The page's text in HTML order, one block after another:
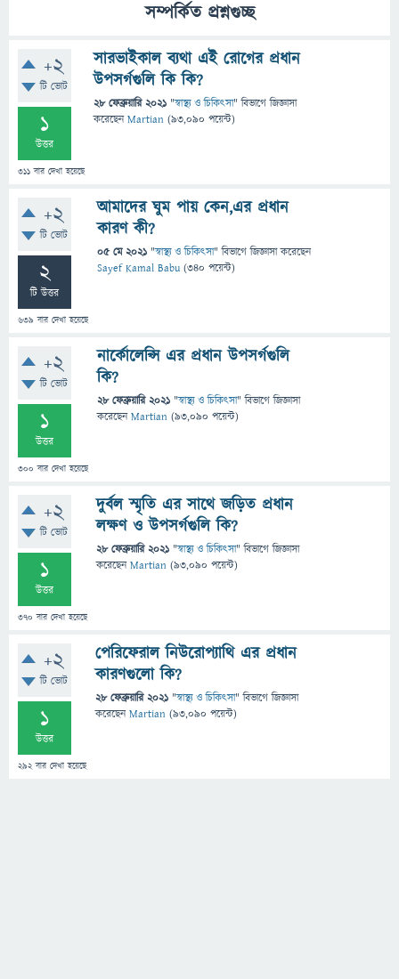
সম্পর্কিত প্রশ্নগুচ্ছ
+2
টি ভোট
1
উত্তর
311 বার দেখা হয়েছে
সারভাইকাল ব্যথা এই রোগের প্রধান
উপসর্গগুলি কি কি?
28 ফেব্রুয়ারি 2021 "স্বাস্থ্য ও চিকিৎসা" বিভাগে জিজ্ঞাসা
করেছেনMartian (93,090 পয়েন্ট)
+2
টি ভোট
2
টি উত্তর
639 বার দেখা হয়েছে
আমাদের ঘুম পায় কেন,এর প্রধান
কারণ কী?
05 মে 2021 "স্বাস্থ্য ও চিকিৎসা" বিভাগে জিজ্ঞাসাকরেছেন
Sayef Kamal Babu (340 পয়েন্ট)
+2
টি ভোট
1
উত্তর
300 বার দেখা হয়েছে
নার্কোলেপ্সি এর প্রধান উপসর্গগুলি
কি?
28 ফেব্রুয়ারি 2021 "স্বাস্থ্য ও চিকিৎসা" বিভাগে জিজ্ঞাসা
করেছেনMartian (93,090 পয়েন্ট)
+2
টি ভোট
1
উত্তর
370 বার দেখা হয়েছে
দুর্বল স্মৃতি এর সাথে জড়িত প্রধান
লক্ষণ ও উপসর্গগুলি কি?
28 ফেব্রুয়ারি 2021 "স্বাস্থ্য ও চিকিৎসা" বিভাগে জিজ্ঞাসা
করেছেনMartian (93,090 পয়েন্ট)
+2
টি ভোট
1
উত্তর
292বার দেখা হয়েছে
পেরিফেরাল নিউরোপ্যাথি এর প্রধান
কারণগুলো কি?
28 ফেব্রুয়ারি 2021 "স্বাস্থ্য ও চিকিৎসা" বিভাগে জিজ্ঞাসা
করেছেনMartian (93,090 পয়েন্ট)